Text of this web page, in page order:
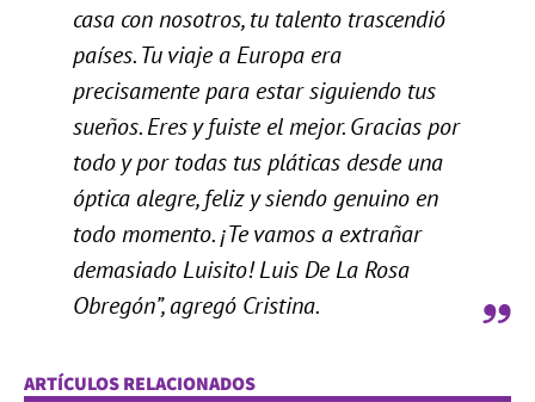
casa con nosotros, tu talento trascendió
países. Tu viaje a Europa era
precisamente para estar siguiendo tus
sueños. Eres y fuiste el mejor. Gracias por
todo y por todas tus pláticas desde una
óptica alegre, feliz y siendo genuino en
todo momento. ¡Te vamos a extrañar
demasiado Luisito! Luis De La Rosa
Obregón”, agregó Cristina.
ARTÍCULOS RELACIONADOS